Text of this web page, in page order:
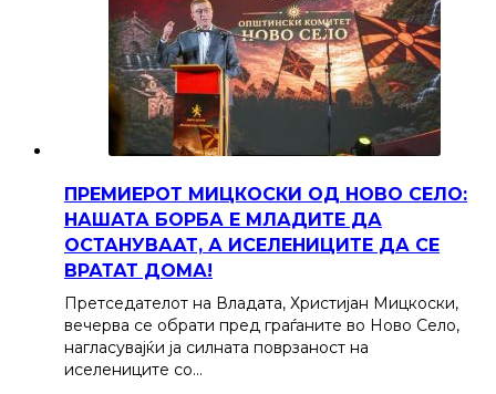
ПРЕМИЕРОТ МИЦКОСКИ ОД НОВО СЕЛО:
НАШАТА БОРБА Е МЛАДИТЕ ДА
ОСТАНУВААТ, А ИСЕЛЕНИЦИТЕ ДА СЕ
ВРАТАТ ДОМА!
Претседателот на Владата, Христијан Мицкоски,
вечерва се обрати пред граѓаните во Ново Село,
нагласувајќи ја силната поврзаност на
иселениците со…